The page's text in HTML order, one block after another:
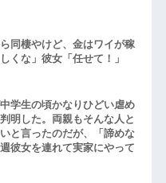
同棲やけど、金はワイが稼
くな」彼女「任せて！」
学生の頃かなりひどい虐め
明した。両親もそんな人と
と言ったのだが、「諦めな
彼女を連れて実家にやって